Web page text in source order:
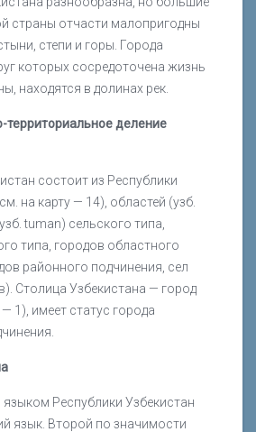
страны отчасти малопригодны
степи и горы. Города
которых сосредоточена жизнь
находятся в долинах рек.
территориальное деление
состоит из Республики
на карту — 14), областей (узб.
tuman) сельского типа,
типа, городов областного
районного подчинения, сел
Столица Узбекистана — город
1), имеет статус города
Республики Узбекистан
язык. Второй по значимости